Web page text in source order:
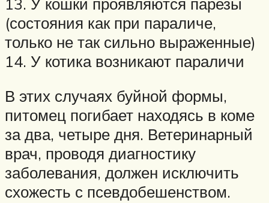
(состояния как при параличе,
только не так сильно выраженные)
14. У котика возникают параличи
В этих случаях буйной формы,
питомец погибает находясь в коме
за два, четыре дня. Ветеринарный
врач, проводя диагностику
заболевания, должен исключить
схожесть с псевдобешенством.